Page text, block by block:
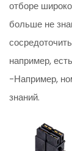
отборе
больше не
например,
-Например,
знаний.